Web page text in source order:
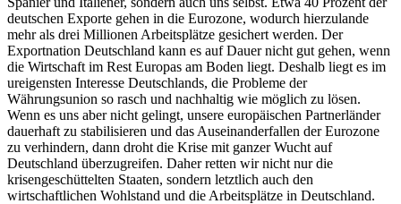
deutschen Exporte gehen in die Eurozone, wodurch hierzulande
mehr als drei Millionen Arbeitsplätze gesichert werden. Der
Exportnation Deutschland kann es auf Dauer nicht gut gehen, wenn
die Wirtschaft im Rest Europas am Boden liegt. Deshalb liegt es im
ureigensten Interesse Deutschlands, die Probleme der
Währungsunion so rasch und nachhaltig wie möglich zu lösen.
Wenn es uns aber nicht gelingt, unsere europäischen Partnerländer
dauerhaft zu stabilisieren und das Auseinanderfallen der Eurozone
zu verhindern, dann droht die Krise mit ganzer Wucht auf
Deutschland überzugreifen. Daher retten wir nicht nur die
krisengeschüttelten Staaten, sondern letztlich auch den
wirtschaftlichen Wohlstand und die Arbeitsplätze in Deutschland.